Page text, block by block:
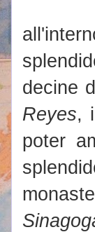
decine
Reyes,
poter